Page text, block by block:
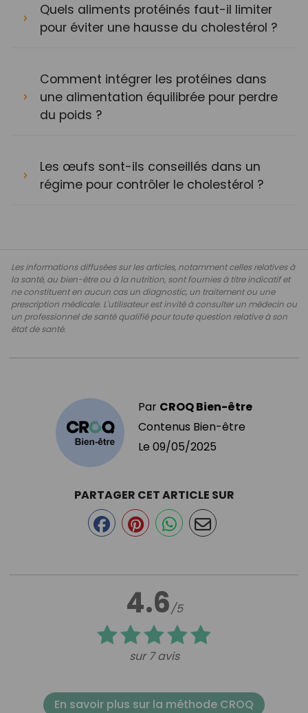
Quels aliments protéinés faut-il limiter
pour éviter une hausse du cholestérol ?
Comment intégrer les protéines dans
une alimentation équilibrée pour perdre
du poids ?
Les œufs sont-ils conseillés dans un
régime pour contrôler le cholestérol ?
Les informations diffusées sur les articles, notamment celles relatives à
la santé, au bien-être ou à la nutrition, sont fournies à titre indicatif et
ne constituent en aucun cas un diagnostic, un traitement ou une
prescription médicale. L'utilisateur est invité à consulter un médecin ou
un professionnel de santé qualifié pour toute question relative à son
état de santé.
Par CROQ Bien-être
Contenus Bien-être
Le 09/05/2025
4.6/5
sur 7 avis
PARTAGER CET ARTICLE SUR
En savoir plus sur la méthode CROQ